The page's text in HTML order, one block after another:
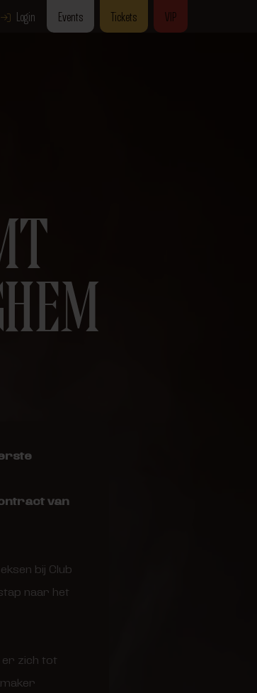
Login Events Tickets VIP
van
bij Club
naar het
er zich tot